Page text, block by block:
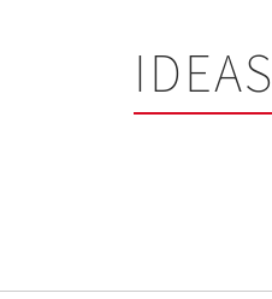
IDEAS